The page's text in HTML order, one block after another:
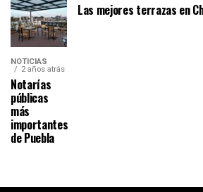
Las mejores terrazas en
NOTICIAS
2 años atrás
Notarías
públicas
más
importantes
de Puebla